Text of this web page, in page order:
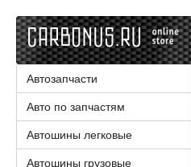
Автозапчасти
Авто по запчастям
Автошины легковые
Автошины грузовые